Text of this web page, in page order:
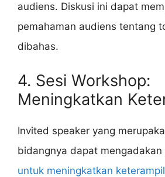
audiens. Diskusi ini dapat
pemahaman audiens tentang
dibahas.
4. Sesi Workshop:
Meningkatkan
Invited speaker yang
bidangnya dapat
untuk meningkatkan